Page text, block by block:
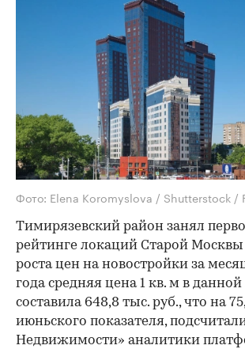
Фото: Elena Koromyslova / Shutterstock /
Тимирязевский район занял
рейтинге локаций Старой
роста цен на новостройки за
года средняя цена 1 кв. м в
составила 648,8 тыс. руб., что на
июньского показателя,
Недвижимости» аналитики